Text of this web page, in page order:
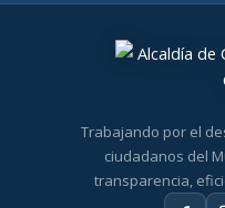
Trabajando por el
ciudadanos del
transparencia,